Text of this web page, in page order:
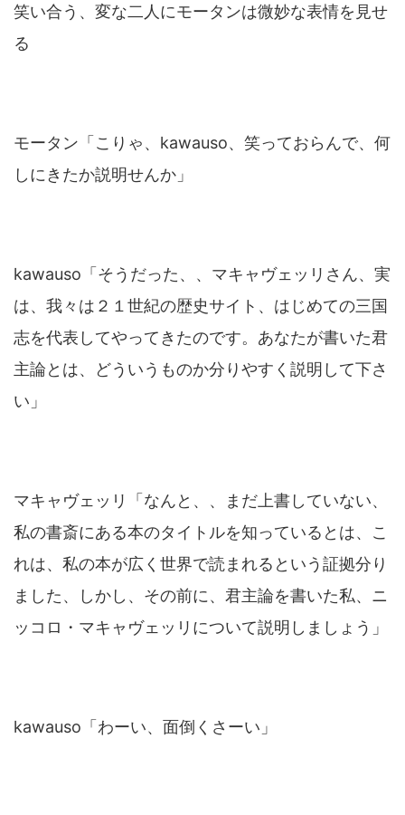
笑い合う、変な二人にモータンは微妙な表情を見せ
る
モータン「こりゃ、kawauso、笑っておらんで、何
しにきたか説明せんか」
kawauso「そうだった、、マキャヴェッリさん、実
は、我々は２１世紀の歴史サイト、はじめての三国
志を代表してやってきたのです。あなたが書いた君
主論とは、どういうものか分りやすく説明して下さ
い」
マキャヴェッリ「なんと、、まだ上書していない、
私の書斎にある本のタイトルを知っているとは、こ
れは、私の本が広く世界で読まれるという証拠分り
ました、しかし、その前に、君主論を書いた私、ニ
ッコロ・マキャヴェッリについて説明しましょう」
kawauso「わーい、面倒くさーい」